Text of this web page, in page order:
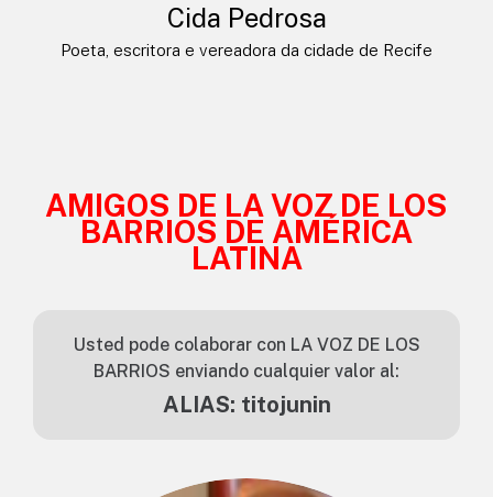
Cida Pedrosa
Poeta, escritora e vereadora da cidade de Recife
AMIGOS DE LA VOZ DE LOS
BARRIOS DE AMÉRICA
LATINA
Usted pode colaborar con LA VOZ DE LOS
BARRIOS enviando cualquier valor al:
ALIAS: titojunin